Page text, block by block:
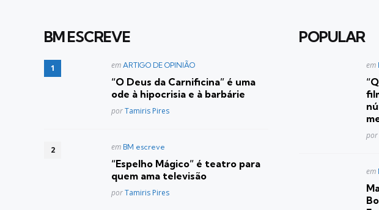
BM ESCREVE
Postado
em ARTIGO DE OPINIÃO
“O Deus da Carnificina” é uma
ode à hipocrisia e à barbárie
Posted
porTamiris Pires
Postado
em BM escreve
“Espelho Mágico” é teatro para
quem ama televisão
Posted
porTamiris Pires
POPULAR
em
por
em